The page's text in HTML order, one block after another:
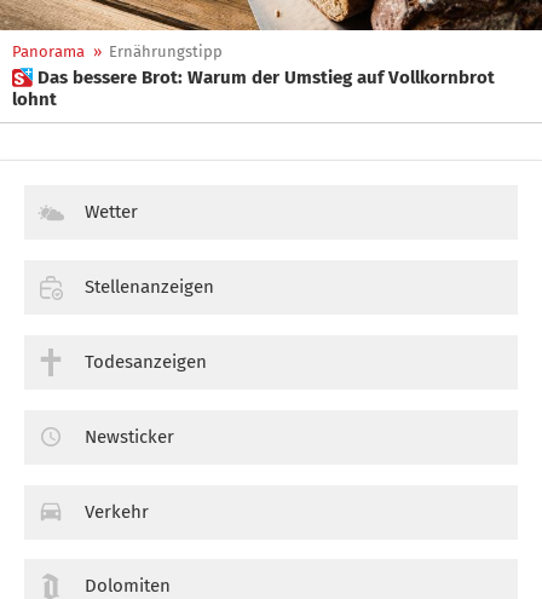
Panorama » Ernährungstipp
 Das bessere Brot: Warum der Umstieg auf Vollkornbrot
lohnt
Wetter
Stellenanzeigen
Todesanzeigen
Newsticker
Verkehr
Dolomiten